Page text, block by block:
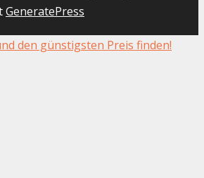
GeneratePress
den günstigsten Preis finden!